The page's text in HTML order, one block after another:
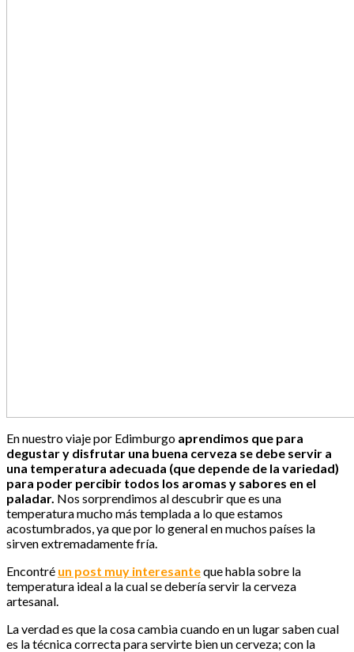
En nuestro viaje por Edimburgo aprendimos que para
degustar y disfrutar una buena cerveza se debe servir a
una temperatura adecuada (que depende de la variedad)
para poder percibir todos los aromas y sabores en el
paladar. Nos sorprendimos al descubrir que es una
temperatura mucho más templada a lo que estamos
acostumbrados, ya que por lo general en muchos países la
sirven extremadamente fría.
Encontré un post muy interesanteque habla sobre la
temperatura ideal a la cual se debería servir la cerveza
artesanal.
La verdad es que la cosa cambia cuando en un lugar saben cual
es la técnica correcta para servirte bien un cerveza; con la